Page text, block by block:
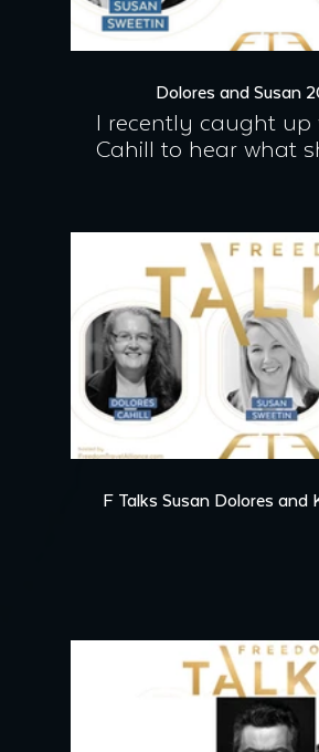
Dolores and Susan
I recently caught up
Cahill to hear what
conversation,
updates on her
continued fight
freedom and
her thoughts on
moment calls for
strategic action,
willing to
narrative.
F Talks Susan Dolores and